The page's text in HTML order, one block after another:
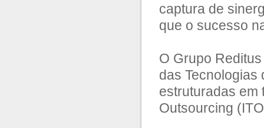
captura de
que o sucesso
O Grupo
das Tecnologias
estruturadas em
Outsourcing